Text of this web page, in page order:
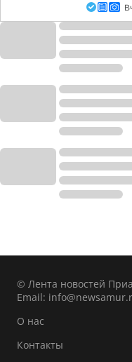
© Лента новостей
Email:
О нас
Контакты